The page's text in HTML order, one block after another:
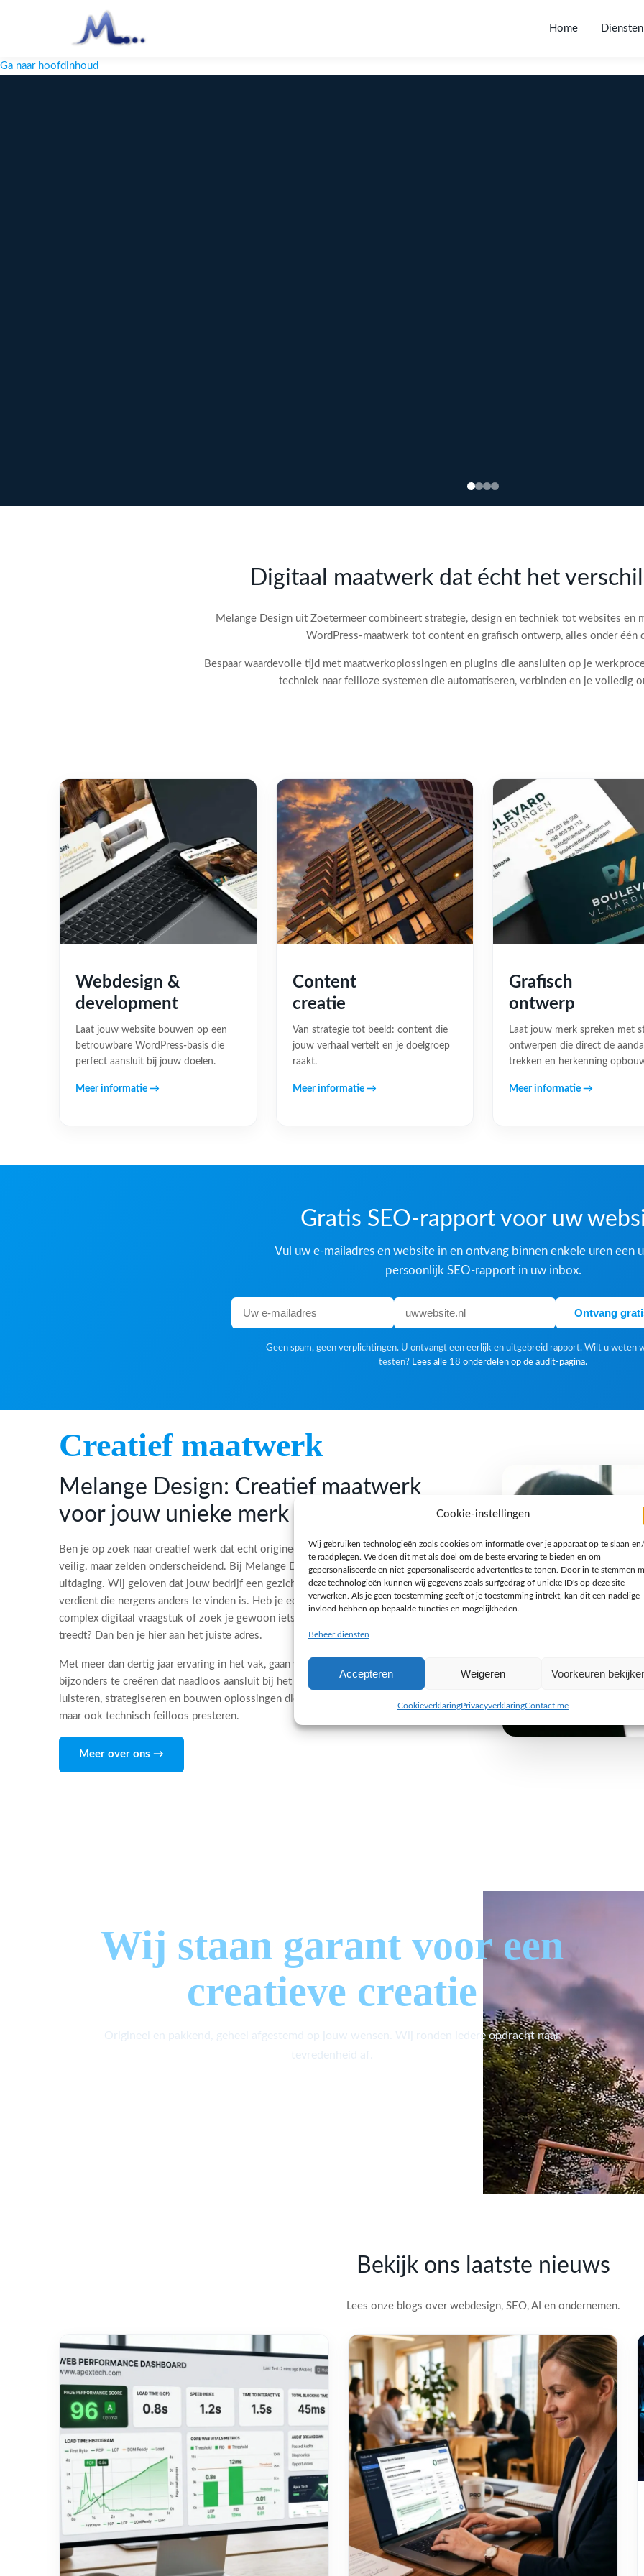
Cookie-instellingen
Wij gebruiken technologieën zoals cookies om informatie over je apparaat op te slaan
te raadplegen. We doen dit met als doel om de beste ervaring te bieden en om
gepersonaliseerde en niet-gepersonaliseerde advertenties te tonen. Door in te stemmen
deze technologieën kunnen wij gegevens zoals surfgedrag of unieke ID's op deze site
verwerken. Als je geen toestemming geeft of je toestemming intrekt, kan dit een nadelige
invloed hebben op bepaalde functies en mogelijkheden.
Beheer diensten
Accepteren Weigeren Voorkeuren
CookieverklaringPrivacyverklaringContact me
Home Diensten
Ga naar hoofdinhoud
Digitaal maatwerk dat écht het
Melange Design uit Zoetermeer combineert strategie, design en techniek tot websites en
WordPress-maatwerk tot content en grafisch ontwerp, alles onder één
Bespaar waardevolle tijd met maatwerkoplossingen en plugins die aansluiten op je
techniek naar feilloze systemen die automatiseren, verbinden en je volledig
Webdesign &
development
Laat jouw website bouwen op een
betrouwbare WordPress-basis die
perfect aansluit bij jouw doelen.
Meer informatie →
Content
creatie
Van strategie tot beeld: content die
jouw verhaal vertelt en je doelgroep
raakt.
Meer informatie →
Grafisch
ontwerp
Laat jouw merk spreken met
ontwerpen die direct de
trekken en herkenning
Meer informatie →
Gratis SEO-rapport voor uw
Vul uw e-mailadres en website in en ontvang binnen enkele uren een
persoonlijk SEO-rapport in uw inbox.
Ontvang
Geen spam, geen verplichtingen. U ontvangt een eerlijk en uitgebreid rapport. Wilt u weten
testen? Lees alle 18 onderdelen op de audit-pagina.
Creatief maatwerk
Melange Design: Creatief maatwerk
voor jouw unieke merk
Ben je op zoek naar creatief werk dat echt origineel is? Een standaardoplossing is
veilig, maar zelden onderscheidend. Bij Melange Design houden we van een
uitdaging. Wij geloven dat jouw bedrijf een gezicht, een verhaal en een techniek
verdient die nergens anders te vinden is. Heb je een bijzondere opdracht, een
complex digitaal vraagstuk of zoek je gewoon iets dat buiten de gebaande paden
treedt? Dan ben je hier aan het juiste adres.
Met meer dan dertig jaar ervaring in het vak, gaan wij de uitdaging aan om iets
bijzonders te creëren dat naadloos aansluit bij het DNA van jouw organisatie. Wij
luisteren, strategiseren en bouwen oplossingen die niet alleen visueel indruk maken,
maar ook technisch feilloos presteren.
Meer over ons →
Wij staan garant voor een
creatieve creatie
Origineel en pakkend, geheel afgestemd op jouw wensen. Wij ronden iedere opdracht naar
tevredenheid af.
Bekijk ons laatste nieuws
Lees onze blogs over webdesign, SEO, AI en ondernemen.